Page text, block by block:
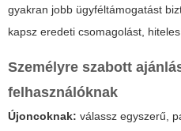
gyakran jobb ügyféltámogatást
kapsz eredeti csomagolást,
Személyre szabott
felhasználóknak
Újoncoknak: válassz egyszerű,